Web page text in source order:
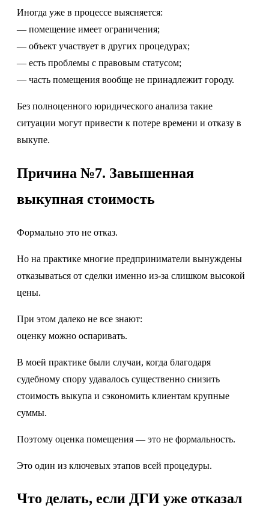
Иногда уже в процессе выясняется:
— помещение имеет ограничения;
— объект участвует в других процедурах;
— есть проблемы с правовым статусом;
— часть помещения вообще не принадлежит городу.
Без полноценного юридического анализа такие
ситуации могут привести к потере времени и отказу в
выкупе.
Причина №7. Завышенная
выкупная стоимость
Формально это не отказ.
Но на практике многие предприниматели вынуждены
отказываться от сделки именно из-за слишком высокой
цены.
При этом далеко не все знают:
оценку можно оспаривать.
В моей практике были случаи, когда благодаря
судебному спору удавалось существенно снизить
стоимость выкупа и сэкономить клиентам крупные
суммы.
Поэтому оценка помещения — это не формальность.
Это один из ключевых этапов всей процедуры.
Что делать, если ДГИ уже отказал